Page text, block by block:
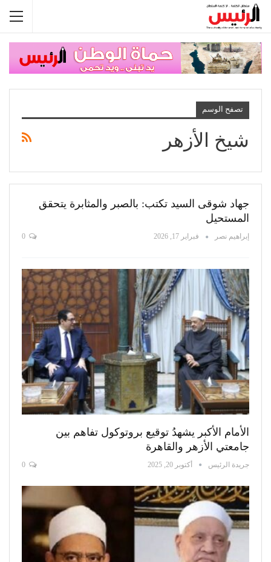
تصفح الوسم
شيخ الأزهر
جهاد شوقى السيد تكتب: بالصبر والمثابرة يتحقق
المستحيل
إبراهيم نصر فبراير 17, 2026
الأمام الأكبر يشهدُ توقيع بروتوكول تفاهم بين
جامعتي الأزهر والقاهرة
جريدة الرئيس أكتوبر 20, 2025